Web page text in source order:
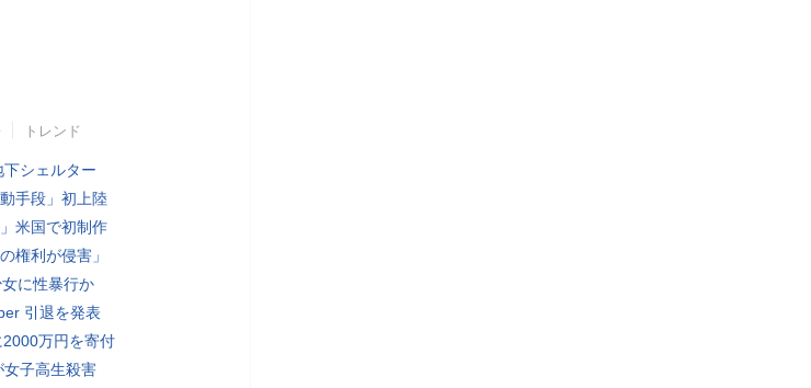
トレンド
シェルター
手段」初上陸
米国で初制作
権利が侵害」
に性暴行か
引退を発表
万円を寄付
子高生殺害